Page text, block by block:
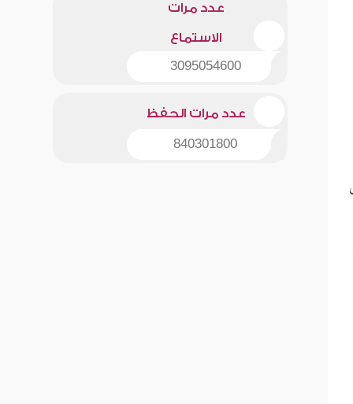
عدد مرات
الاستماع
3095054600
عدد مرات الحفظ
840301800